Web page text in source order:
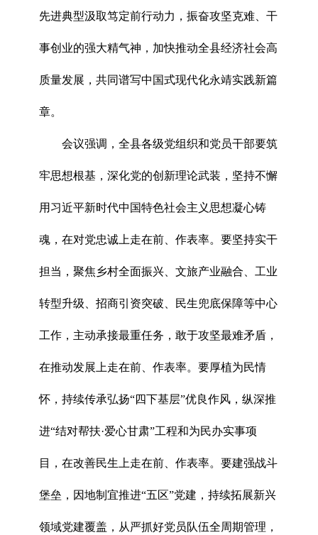
先进典型汲取笃定前行动力，振奋攻坚克难、干
事创业的强大精气神，加快推动全县经济社会高
质量发展，共同谱写中国式现代化永靖实践新篇
章。
会议强调，全县各级党组织和党员干部要筑
牢思想根基，深化党的创新理论武装，坚持不懈
用习近平新时代中国特色社会主义思想凝心铸
魂，在对党忠诚上走在前、作表率。要坚持实干
担当，聚焦乡村全面振兴、文旅产业融合、工业
转型升级、招商引资突破、民生兜底保障等中心
工作，主动承接最重任务，敢于攻坚最难矛盾，
在推动发展上走在前、作表率。要厚植为民情
怀，持续传承弘扬“四下基层”优良作风，纵深推
进“结对帮扶·爱心甘肃”工程和为民办实事项
目，在改善民生上走在前、作表率。要建强战斗
堡垒，因地制宜推进“五区”党建，持续拓展新兴
领域党建覆盖，从严抓好党员队伍全周期管理，